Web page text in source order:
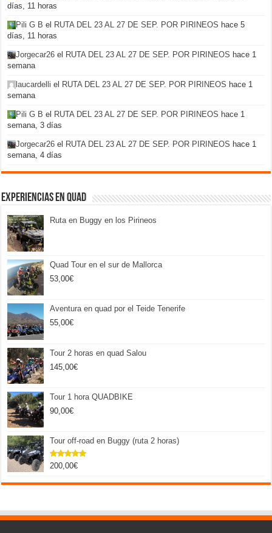
días, 11 horas
Pili G B el RUTA DEL 23 AL 27 DE SEP. POR PIRINEOS hace 5
días, 11 horas
Jorgecar26 el RUTA DEL 23 AL 27 DE SEP. POR PIRINEOS hace 1
semana
laucardelli el RUTA DEL 23 AL 27 DE SEP. POR PIRINEOS hace 1
semana
Pili G B el RUTA DEL 23 AL 27 DE SEP. POR PIRINEOS hace 1
semana, 3 días
Jorgecar26 el RUTA DEL 23 AL 27 DE SEP. POR PIRINEOS hace 1
semana, 4 días
Experiencias en Quad
Ruta en Buggy en los Pirineos
Quad Tour en el sur de Mallorca
53,00€
Aventura en quad por el Teide Tenerife
55,00€
Tour 2 horas en quad Salou
145,00€
Tour 1 hora QUADBIKE
90,00€
Tour off-road en Buggy (ruta 2 horas)
Valorado
de 5
200,00€